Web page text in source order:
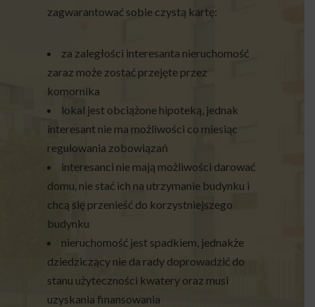
zagwarantować sobie czystą kartę:
za zaległości interesanta nieruchomość
zaraz może zostać przejęte przez
komornika
lokal jest obciążone hipoteką, jednak
interesant nie ma możliwości co miesiąc
regulowania zobowiązań
interesanci nie mają możliwości darować
domu, nie stać ich na utrzymanie budynku i
chcą się przenieść do korzystniejszego
budynku
nieruchomość jest spadkiem, jednakże
dziedziczący nie da rady doprowadzić do
stanu użyteczności kwatery oraz musi
uzyskania finansowania